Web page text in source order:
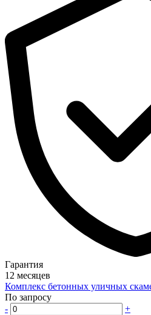
Гарантия
12 месяцев
Комплекс бетонных уличных
По запросу
-
+